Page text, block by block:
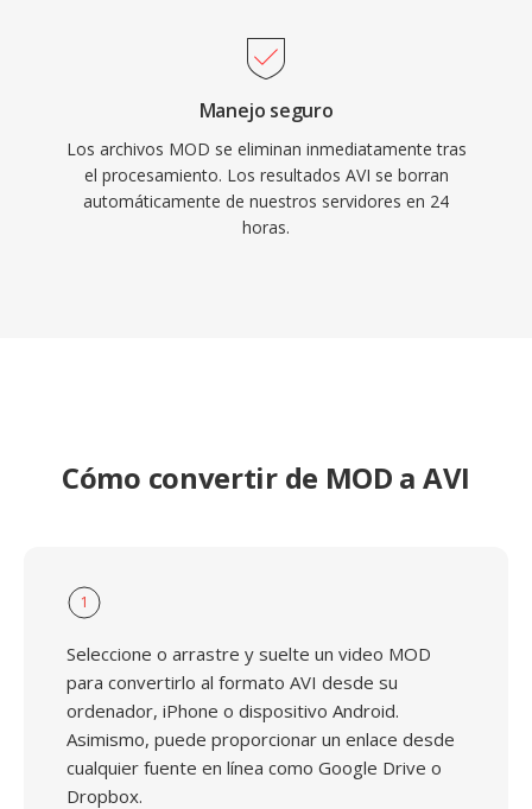
Manejo seguro
Los archivos MOD se eliminan inmediatamente tras
el procesamiento. Los resultados AVI se borran
automáticamente de nuestros servidores en 24
horas.
Cómo convertir de MOD a AVI
1
Seleccione o arrastre y suelte un video MOD
para convertirlo al formato AVI desde su
ordenador, iPhone o dispositivo Android.
Asimismo, puede proporcionar un enlace desde
cualquier fuente en línea como Google Drive o
Dropbox.